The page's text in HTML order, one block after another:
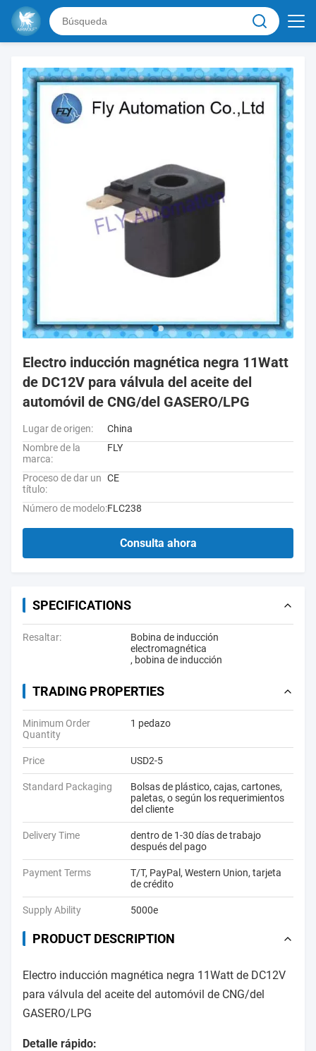
Electro inducción magnética negra 11Watt
de DC12V para válvula del aceite del
automóvil de CNG/del GASERO/LPG
Lugar de origen:
China
Nombre de la
marca:
FLY
Proceso de dar un
título:
CE
Número de modelo:FLC238
Consulta ahora
SPECIFICATIONS
Resaltar:
Bobina de inducción
electromagnética
, bobina de inducción
TRADING PROPERTIES
Minimum Order
Quantity
1 pedazo
Price USD2-5
Standard Packaging
Bolsas de plástico, cajas, cartones,
paletas, o según los requerimientos
del cliente
Delivery Time
dentro de 1-30 días de trabajo
después del pago
Payment Terms
T/T, PayPal, Western Union, tarjeta
de crédito
Supply Ability 5000e
PRODUCT DESCRIPTION
Electro inducción magnética negra 11Watt de DC12V
para válvula del aceite del automóvil de CNG/del
GASERO/LPG
Detalle rápido: